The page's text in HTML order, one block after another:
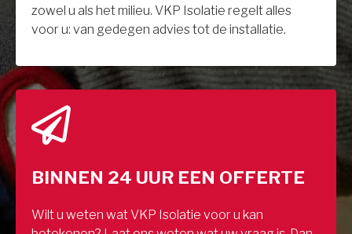
zowel u als het milieu. VKP Isolatie regelt alles
voor u: van gedegen advies tot de installatie.
BINNEN 24 UUR EEN OFFERTE
Wilt u weten wat VKP Isolatie voor u kan